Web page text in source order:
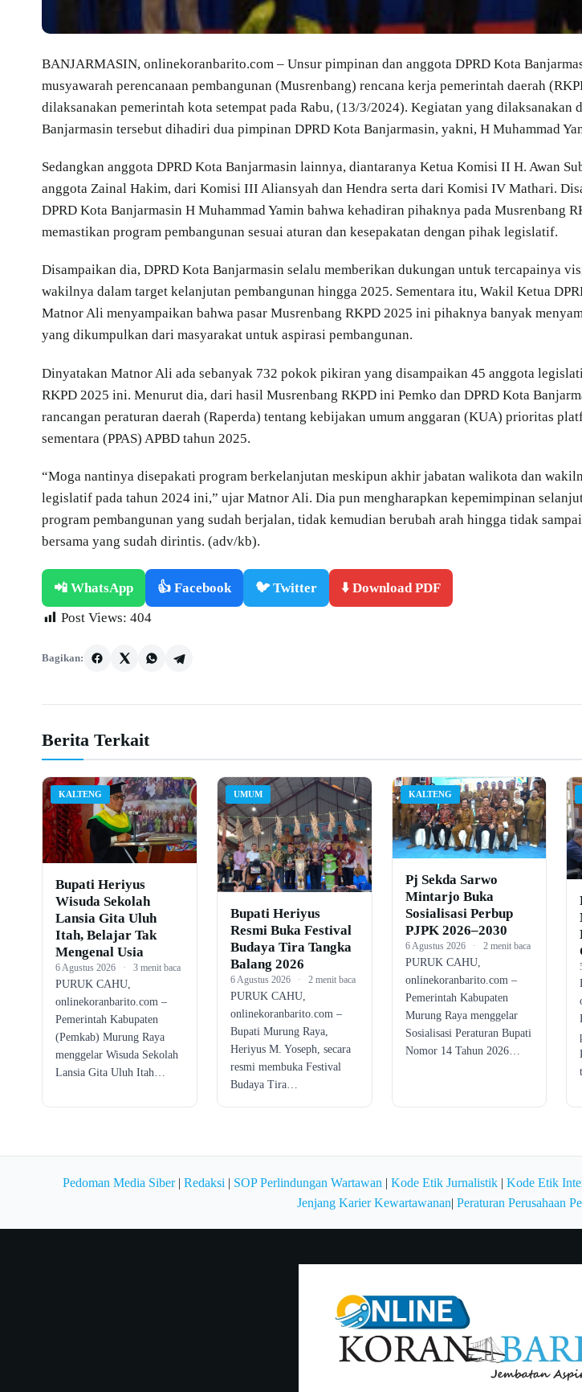
BANJARMASIN, onlinekoranbarito.com – Unsur pimpinan dan anggota DPRD Kota
musyawarah perencanaan pembangunan (Musrenbang) rencana kerja pemerintah daerah
dilaksanakan pemerintah kota setempat pada Rabu, (13/3/2024). Kegiatan yang dilaksanakan
Banjarmasin tersebut dihadiri dua pimpinan DPRD Kota Banjarmasin, yakni, H Muhammad
Sedangkan anggota DPRD Kota Banjarmasin lainnya, diantaranya Ketua Komisi II H. Awan
anggota Zainal Hakim, dari Komisi III Aliansyah dan Hendra serta dari Komisi IV Mathari.
DPRD Kota Banjarmasin H Muhammad Yamin bahwa kehadiran pihaknya pada Musrenbang
memastikan program pembangunan sesuai aturan dan kesepakatan dengan pihak legislatif.
Disampaikan dia, DPRD Kota Banjarmasin selalu memberikan dukungan untuk tercapainya
wakilnya dalam target kelanjutan pembangunan hingga 2025. Sementara itu, Wakil Ketua
Matnor Ali menyampaikan bahwa pasar Musrenbang RKPD 2025 ini pihaknya banyak
yang dikumpulkan dari masyarakat untuk aspirasi pembangunan.
Dinyatakan Matnor Ali ada sebanyak 732 pokok pikiran yang disampaikan 45 anggota
RKPD 2025 ini. Menurut dia, dari hasil Musrenbang RKPD ini Pemko dan DPRD Kota
rancangan peraturan daerah (Raperda) tentang kebijakan umum anggaran (KUA) prioritas
sementara (PPAS) APBD tahun 2025.
“Moga nantinya disepakati program berkelanjutan meskipun akhir jabatan walikota dan
legislatif pada tahun 2024 ini,” ujar Matnor Ali. Dia pun mengharapkan kepemimpinan
program pembangunan yang sudah berjalan, tidak kemudian berubah arah hingga tidak
bersama yang sudah dirintis. (adv/kb).
📲 WhatsApp 👍 Facebook 🐦 Twitter
⬇️ Download PDF
Post Views: 404
Bagikan:
Berita Terkait
KALTENG
Bupati Heriyus
Wisuda Sekolah
Lansia Gita Uluh
Itah, Belajar Tak
Mengenal Usia
6 Agustus 2026 · 3 menit baca
PURUK CAHU,
onlinekoranbarito.com –
Pemerintah Kabupaten
(Pemkab) Murung Raya
menggelar Wisuda Sekolah
Lansia Gita Uluh Itah…
UMUM
Bupati Heriyus
Resmi Buka Festival
Budaya Tira Tangka
Balang 2026
6 Agustus 2026 · 2 menit baca
PURUK CAHU,
onlinekoranbarito.com –
Bupati Murung Raya,
Heriyus M. Yoseph, secara
resmi membuka Festival
Budaya Tira…
KALTENG
Pj Sekda Sarwo
Mintarjo Buka
Sosialisasi Perbup
PJPK 2026–2030
6 Agustus 2026 · 2 menit baca
PURUK CAHU,
onlinekoranbarito.com –
Pemerintah Kabupaten
Murung Raya menggelar
Sosialisasi Peraturan Bupati
Nomor 14 Tahun 2026…
Pedoman Media Siber| Redaksi | SOP Perlindungan Wartawan | Kode Etik Jurnalistik | Kode Etik
Jenjang Karier Kewartawanan| Peraturan Perusahaan